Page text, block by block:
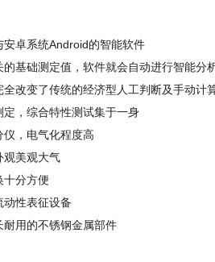
安卓系统Android的智能软件
的基础测定值，软件就会自动进行智能分
全改变了传统的经济型人工判断及手动计
定，综合特性测试集于一身
仪，电气化程度高
观美观大气
十分方便
动性表征设备
耐用的不锈钢金属部件